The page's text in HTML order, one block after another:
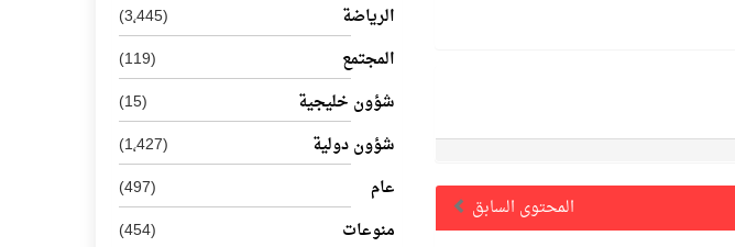
الرياضة
(3٬445)
المجتمع
(119)
شؤون خليجية
(15)
شؤون دولية
(1٬427)
عام
(497)
منوعات
(454)
المحتوى السابق